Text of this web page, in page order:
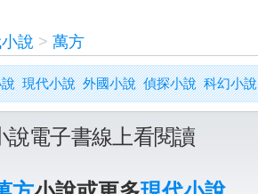
說 > 萬方
現代小說 外國小說 偵探小說 科幻小說
說電子書線上看閱讀